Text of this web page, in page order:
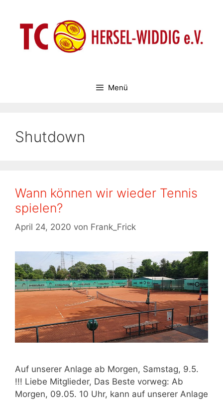
springen
Menü
Shutdown
Wann können wir wieder Tennis
spielen?
April 24, 2020 von Frank_Frick
Auf unserer Anlage ab Morgen, Samstag, 9.5.
!!! Liebe Mitglieder, Das Beste vorweg: Ab
Morgen, 09.05. 10 Uhr, kann auf unserer Anlage